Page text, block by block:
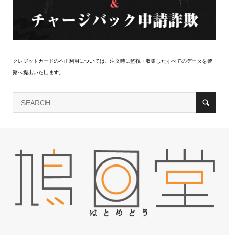
クレジットカードの不正利用については、注文時に監視・収集したすべてのデータを警
察へ提出いたします。